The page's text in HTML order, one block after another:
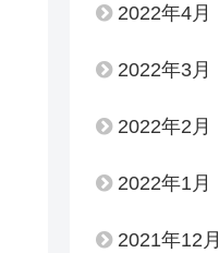
2022年4月
2022年3月
2022年2月
2022年1月
2021年12月